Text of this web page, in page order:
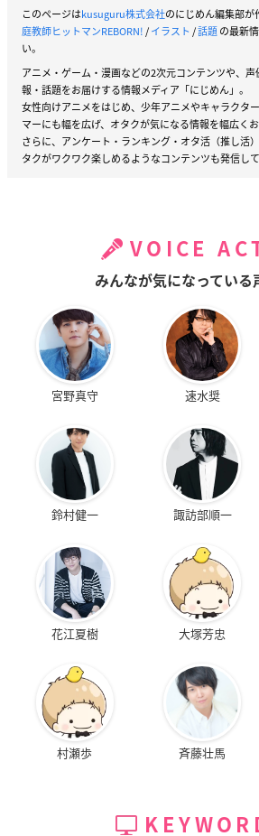
このページはkusuguru株式会社のにじめん編集部が
庭教師ヒットマンREBORN!/イラスト /話題の最新
い。
アニメ・ゲーム・漫画などの2次元コンテンツや、
報・話題をお届けする情報メディア「にじめん」。
女性向けアニメをはじめ、少年アニメやキャラクタ
マーにも幅を広げ、オタクが気になる情報を幅広くお
さらに、アンケート・ランキング・オタ活（推し活
タクがワクワク楽しめるようなコンテンツも発信して
VOICE
みんなが気になっている
宮野真守 速水奨
鈴村健一 諏訪部順一
花江夏樹 大塚芳忠
村瀬歩 斉藤壮馬